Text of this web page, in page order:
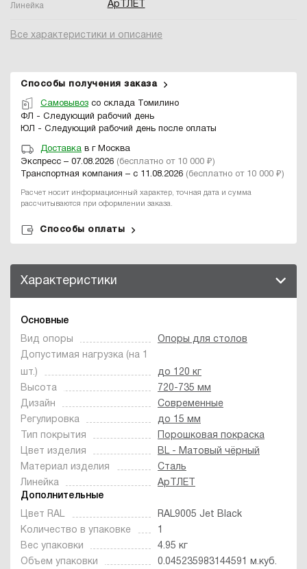
Линейка АрТЛЕТ
Все характеристики и описание
Способы получения заказа
Самовывоз со склада Томилино
ФЛ - Следующий рабочий день
ЮЛ - Следующий рабочий день после оплаты
Доставка в г Москва
Экспресс – 07.08.2026 (бесплатно от 10 000 ₽)
Транспортная компания – с 11.08.2026 (бесплатно от 10 000 ₽)
Расчет носит информационный характер, точная дата и сумма
рассчитываются при оформлении заказа.
Способы оплаты
Характеристики
Основные
Вид опоры
Опоры для столов
Допустимая нагрузка (на 1
шт.)
до 120 кг
Высота
720-735 мм
Дизайн
Современные
Регулировка
до 15 мм
Тип покрытия
Порошковая покраска
Цвет изделия
BL - Матовый чёрный
Материал изделия
Сталь
Линейка
АрТЛЕТ
Дополнительные
Цвет RAL
RAL9005 Jet Black
Количество в упаковке
1
Вес упаковки
4.95 кг
Объем упаковки
0.045235983144591 м.куб.